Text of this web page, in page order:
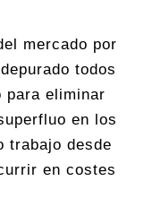
mercado por
todos
para eliminar
en los
trabajo desde
en costes